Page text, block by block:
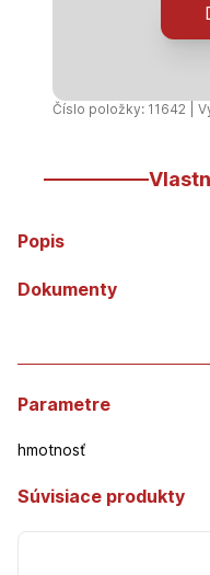
Číslo položky: 11642 |
Popis
Dokumenty
Parametre
hmotnosť
Súvisiace produkty